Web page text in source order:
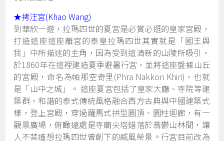
★拷汪宮(Khao Wang)
到華欣一遊，拉瑪四世的夏宮是必賞必逛的皇家宮殿，
打造這座這座離宮的泰皇拉瑪四世其實就是「國王與
我」中所描述的主角，因為受到這清新的山陵所吸引，
於1860年在這裡建造夏季避暑行宮，並將這座盤據山丘
的宮殿，命名為帕那空奇里(Phra Nakkon Khiri)，也就
是「山中之城」。 這座夏宮包括了皇家大廳、寺院等建
築群，和諧的泰式傳統風格融合西方古典與中國建築式
樣，登上宮殿，穿過羅馬式拱型圓頂、圓柱迴廊，有一
觀景廣場，俯瞰遠處是寺廟尖塔錯落於蓊鬱山林間，讓
人不禁遙想拉瑪四世曾創下的威風榮景。行宮目前改為